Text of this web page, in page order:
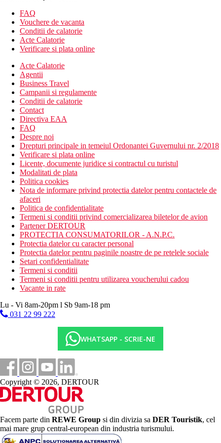
Camera cvadrupla, vedere la mare
Camera de familie, 2 dormitoare: doua dormitoare
Descrierea hotelului
restaurantul principal
bar
2 baruri langa piscina
3 piscine (apa dulce si sarata, sezlonguri si umbrele
gratuite)
2 piscine pentru copii
camera comuna cu televizor
minimarket
Wi-Fi la receptie (gratuit)
parc acvatic
Descrierea plajei
o plaja stancoasa mai mica, cu o suprafata modificata in
apropierea Hotelului Eri Beach (recomandam pantofi de
apa)
intrare treptata si pietroasa in mare
dusuri
posibilitatea de a folosi plaja cu nisip grosier la hotel Star
Beach - sezlonguri si umbrele contra cost
Activitati sportive gratuite
parc acvatic
tenis de masa
volei pe plaja (la Eri Beach Hotel)
teren de tenis
fitness
Activitati sportive contra cost
biliard
Restaurant principal: 7.00-10.00 mic dejun tip bufet,
12.15-14.00 pranz bufet, 18.30-21.00 cina bufet. Cafea
filtrata, ceai, apa la micul dejun, bauturi racoritoare, bere,
vin la pranz si cina.
Lobby bar: 20.00-22.00 bauturi racoritoare, bere, vin,
bauturi alcoolice, cafea filtrata, ceai.
Baruri langa piscina: 10.00-22.00 bauturi racoritoare,
bere, vin, bauturi alcoolice, cafea filtrata, ceai.
FAQ
Vouchere de vacanta
Conditii de calatorie
Acte Calatorie
Verificare si plata online
Acte Calatorie
Agentii
Business Travel
Campanii si regulamente
Conditii de calatorie
Contact
Directiva EAA
FAQ
Despre noi
Drepturi principale in temeiul Ordonantei Guvernului nr. 2/2018
Verificare si plata online
Licente, documente juridice si contractul cu turistul
Modalitati de plata
Politica cookies
Nota de informare privind protectia datelor pentru contactele de
afaceri
Politica de confidentialitate
Termeni si conditii privind comercializarea biletelor de avion
Partener DERTOUR
PROTECTIA CONSUMATORILOR - A.N.P.C.
Protectia datelor cu caracter personal
Protectia datelor pentru paginile noastre de pe retelele sociale
Setari confidentialitate
Termeni si conditii
Termeni si conditii pentru utilizarea voucherului cadou
Vacante in rate
Lu - Vi 8am-20pm l Sb 9am-18 pm
031 22 99 222
WHATSAPP - SCRIE-NE
Copyright © 2026, DERTOUR
Facem parte din REWE Group si din divizia sa DER Touristik, cel
mai mare grup central-european din industria turismului.